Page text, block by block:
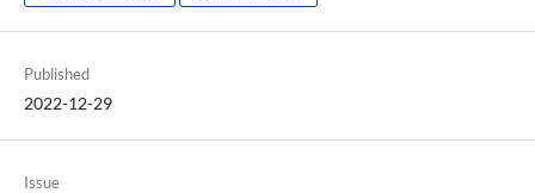
Published
2022-12-29
Issue